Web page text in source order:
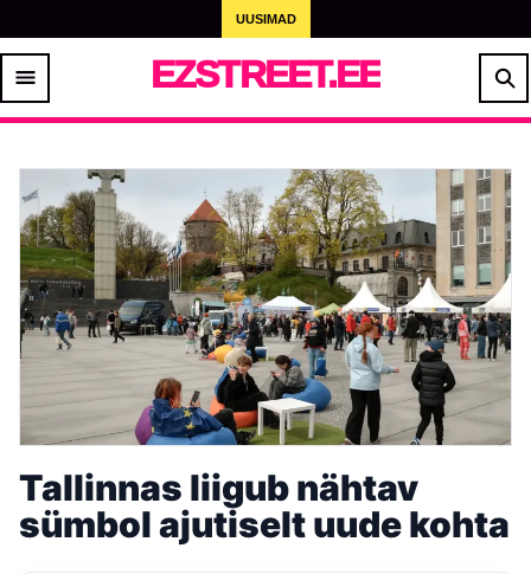
UUSIMAD
EZSTREET.EE
Tallinnas liigub nähtav
sümbol ajutiselt uude kohta